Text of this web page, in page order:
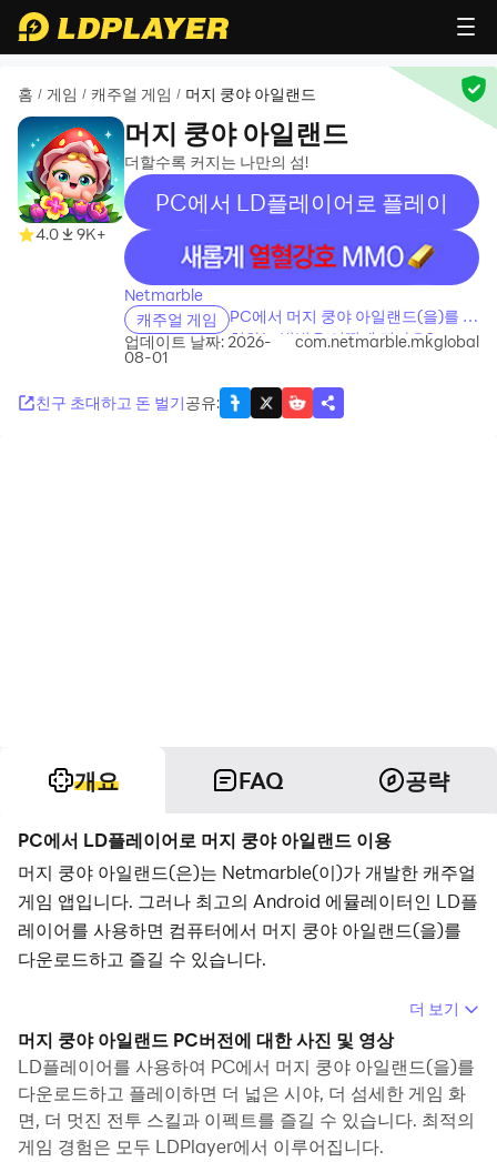
홈 / 게임 / 캐주얼 게임 / 머지 쿵야 아일랜드
4.0 9K+
머지 쿵야 아일랜드
더할수록 커지는 나만의 섬!
PC에서 LD플레이어로 플레이
recommend
Netmarble
캐주얼 게임
PC에서 머지 쿵야 아일랜드(을)를 설
치하는 방법은 어떻게 되나요?
업데이트 날짜: 2026-
08-01
com.netmarble.mkglobal
친구 초대하고 돈 벌기공유:
개요 FAQ 공략
PC에서 LD플레이어로 머지 쿵야 아일랜드 이용
머지 쿵야 아일랜드(은)는 Netmarble(이)가 개발한 캐주얼
게임 앱입니다. 그러나 최고의 Android 에뮬레이터인 LD플
레이어를 사용하면 컴퓨터에서 머지 쿵야 아일랜드(을)를
다운로드하고 즐길 수 있습니다.
컴퓨터에서 머지 쿵야 아일랜드(을)를 실행하면 보다 큰 화
면에서 이용할 수 있으며, 마우스와 키보드로 앱을 이용하는
것이 화면을 터치하는 것보다 훨씬 빠릅니다. 동시에 기기의
배터리 문제에 대해 걱정할 필요가 없습니다.
다중 인스턴스 및 멀티 컨트롤 기능을 통해 컴퓨터에서 여러
더 보기
머지 쿵야 아일랜드 PC버전에 대한 사진 및 영상
LD플레이어를 사용하여 PC에서 머지 쿵야 아일랜드(을)를
다운로드하고 플레이하면 더 넓은 시야, 더 섬세한 게임 화
면, 더 멋진 전투 스킬과 이펙트를 즐길 수 있습니다. 최적의
게임 경험은 모두 LDPlayer에서 이루어집니다.